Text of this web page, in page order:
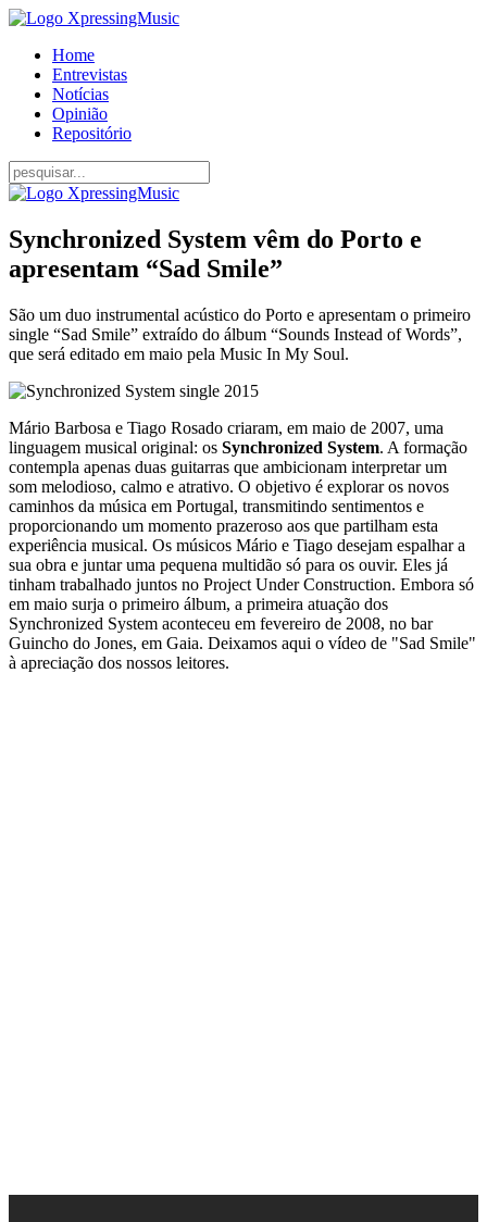
Home
Entrevistas
Notícias
Opinião
Repositório
Synchronized System vêm do Porto e
apresentam “Sad Smile”
São um duo instrumental acústico do Porto e apresentam o primeiro
single “Sad Smile” extraído do álbum “Sounds Instead of Words”,
que será editado em maio pela Music In My Soul.
Mário Barbosa e Tiago Rosado criaram, em maio de 2007, uma
linguagem musical original: os Synchronized System. A formação
contempla apenas duas guitarras que ambicionam interpretar um
som melodioso, calmo e atrativo. O objetivo é explorar os novos
caminhos da música em Portugal, transmitindo sentimentos e
proporcionando um momento prazeroso aos que partilham esta
experiência musical. Os músicos Mário e Tiago desejam espalhar a
sua obra e juntar uma pequena multidão só para os ouvir. Eles já
tinham trabalhado juntos no Project Under Construction. Embora só
em maio surja o primeiro álbum, a primeira atuação dos
Synchronized System aconteceu em fevereiro de 2008, no bar
Guincho do Jones, em Gaia. Deixamos aqui o vídeo de "Sad Smile"
à apreciação dos nossos leitores.